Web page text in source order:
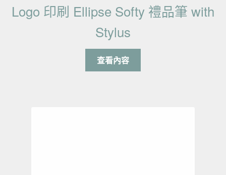
Logo 印刷 Ellipse Softy 禮品筆 with
Stylus
查看內容